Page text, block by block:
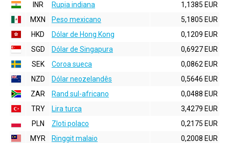
INR
Rupia indiana
1,1385 EUR
MXN
Peso mexicano
5,1805 EUR
HKD
Dólar de Hong Kong
0,1209 EUR
SGD
Dólar de Singapura
0,6927 EUR
SEK
Coroa sueca
0,0862 EUR
NZD
Dólar neozelandês
0,5646 EUR
ZAR
Rand sul-africano
0,0488 EUR
TRY
Lira turca
3,4279 EUR
PLN
Zloti polaco
0,2175 EUR
MYR
Ringgit malaio
0,2008 EUR